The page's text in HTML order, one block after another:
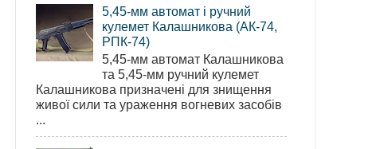
5,45-мм автомат і ручний
кулемет Калашникова (АК-74,
РПК-74)
5,45-мм автомат Калашникова
та 5,45-мм ручний кулемет
Калашникова призначені для знищення
живої сили та ураження вогневих засобів
...